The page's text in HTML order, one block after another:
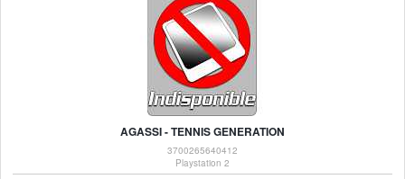
AGASSI - TENNIS GENERATION
3700265640412
Playstation 2